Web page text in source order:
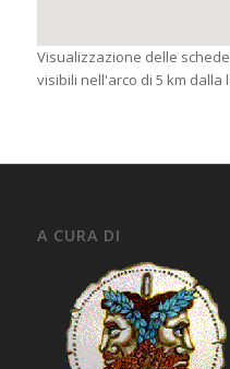
Visualizzazione delle
visibili nell'arco di 5 km dalla
A CURA DI